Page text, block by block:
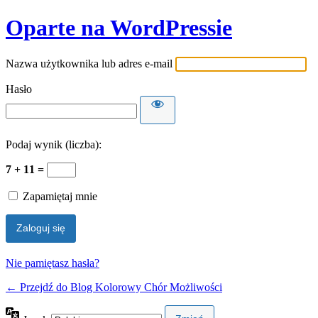
Oparte na WordPressie
Nazwa użytkownika lub adres e-mail
Hasło
Podaj wynik (liczba):
7 + 11 =
Zapamiętaj mnie
Nie pamiętasz hasła?
← Przejdź do Blog Kolorowy Chór Możliwości